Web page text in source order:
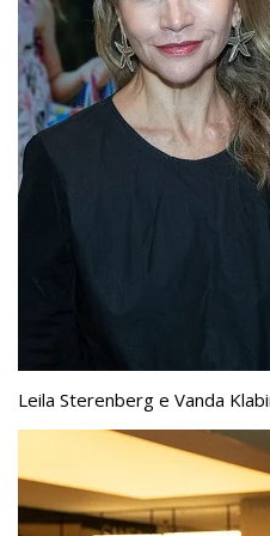
Leila Sterenberg e Vanda